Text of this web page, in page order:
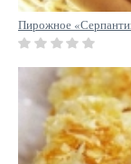
Пирожное